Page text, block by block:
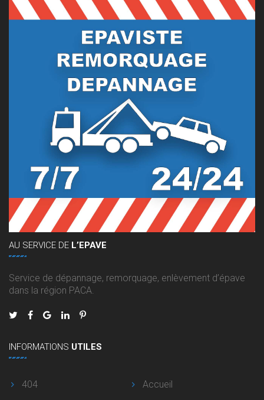
AU SERVICE DE L’EPAVE
Service de dépannage, remorquage, enlèvement d’épave
dans la région PACA.
INFORMATIONS UTILES
404
Accueil